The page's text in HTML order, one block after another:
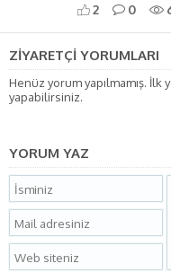
2 0
ZİYARETÇİ YORUMLARI
Henüz yorum yapılmamış. İlk
yapabilirsiniz.
YORUM YAZ